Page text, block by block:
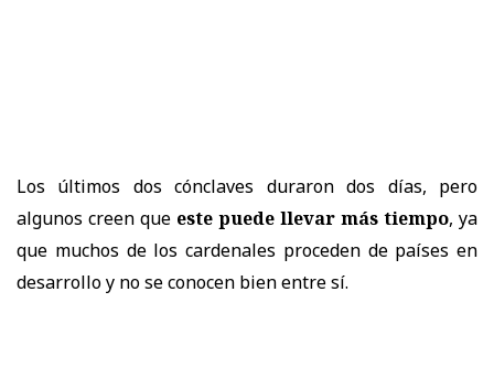
Los últimos dos cónclaves duraron dos días, pero
algunos creen que este puede llevar más tiempo, ya
que muchos de los cardenales proceden de países en
desarrollo y no se conocen bien entre sí.